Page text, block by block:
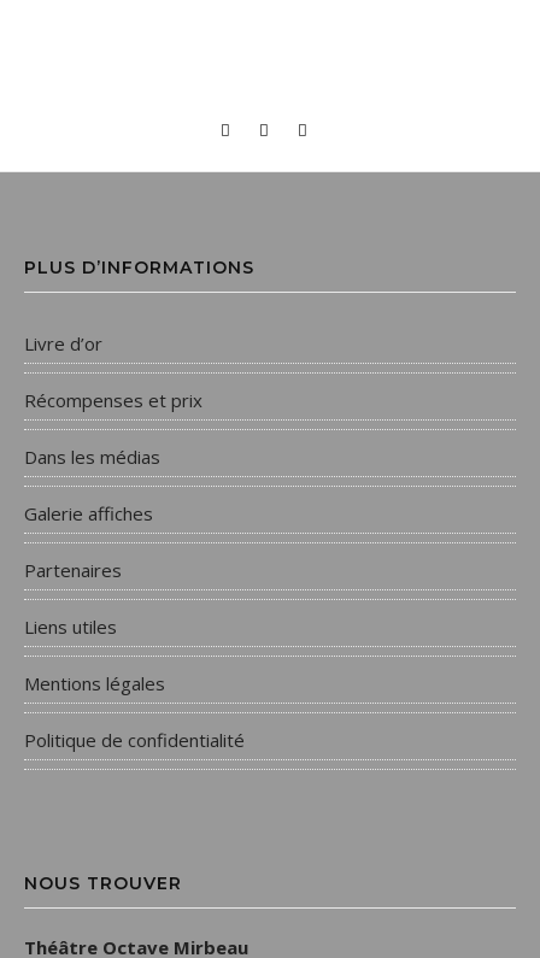
PLUS D’INFORMATIONS
Livre d’or
Récompenses et prix
Dans les médias
Galerie affiches
Partenaires
Liens utiles
Mentions légales
Politique de confidentialité
NOUS TROUVER
Théâtre Octave Mirbeau